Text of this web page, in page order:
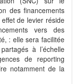
des financements
de levier réside
vers des
: elle sera facilitée
à l’échelle
de reporting
notamment de la